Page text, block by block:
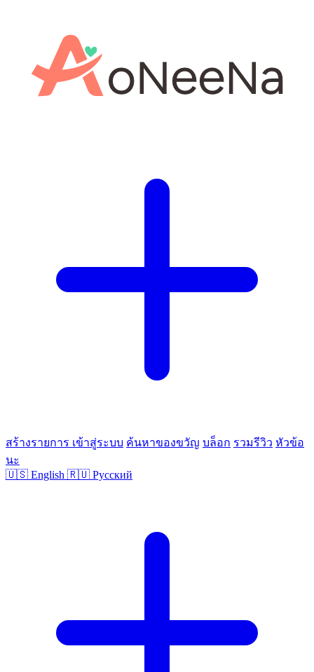
สร้างรายการ เข้าสู่ระบบ ค้นหาของขวัญ บล็อก รวมรีวิว หัวข้อ
นะ
🇺🇸 English 🇷🇺 Русский